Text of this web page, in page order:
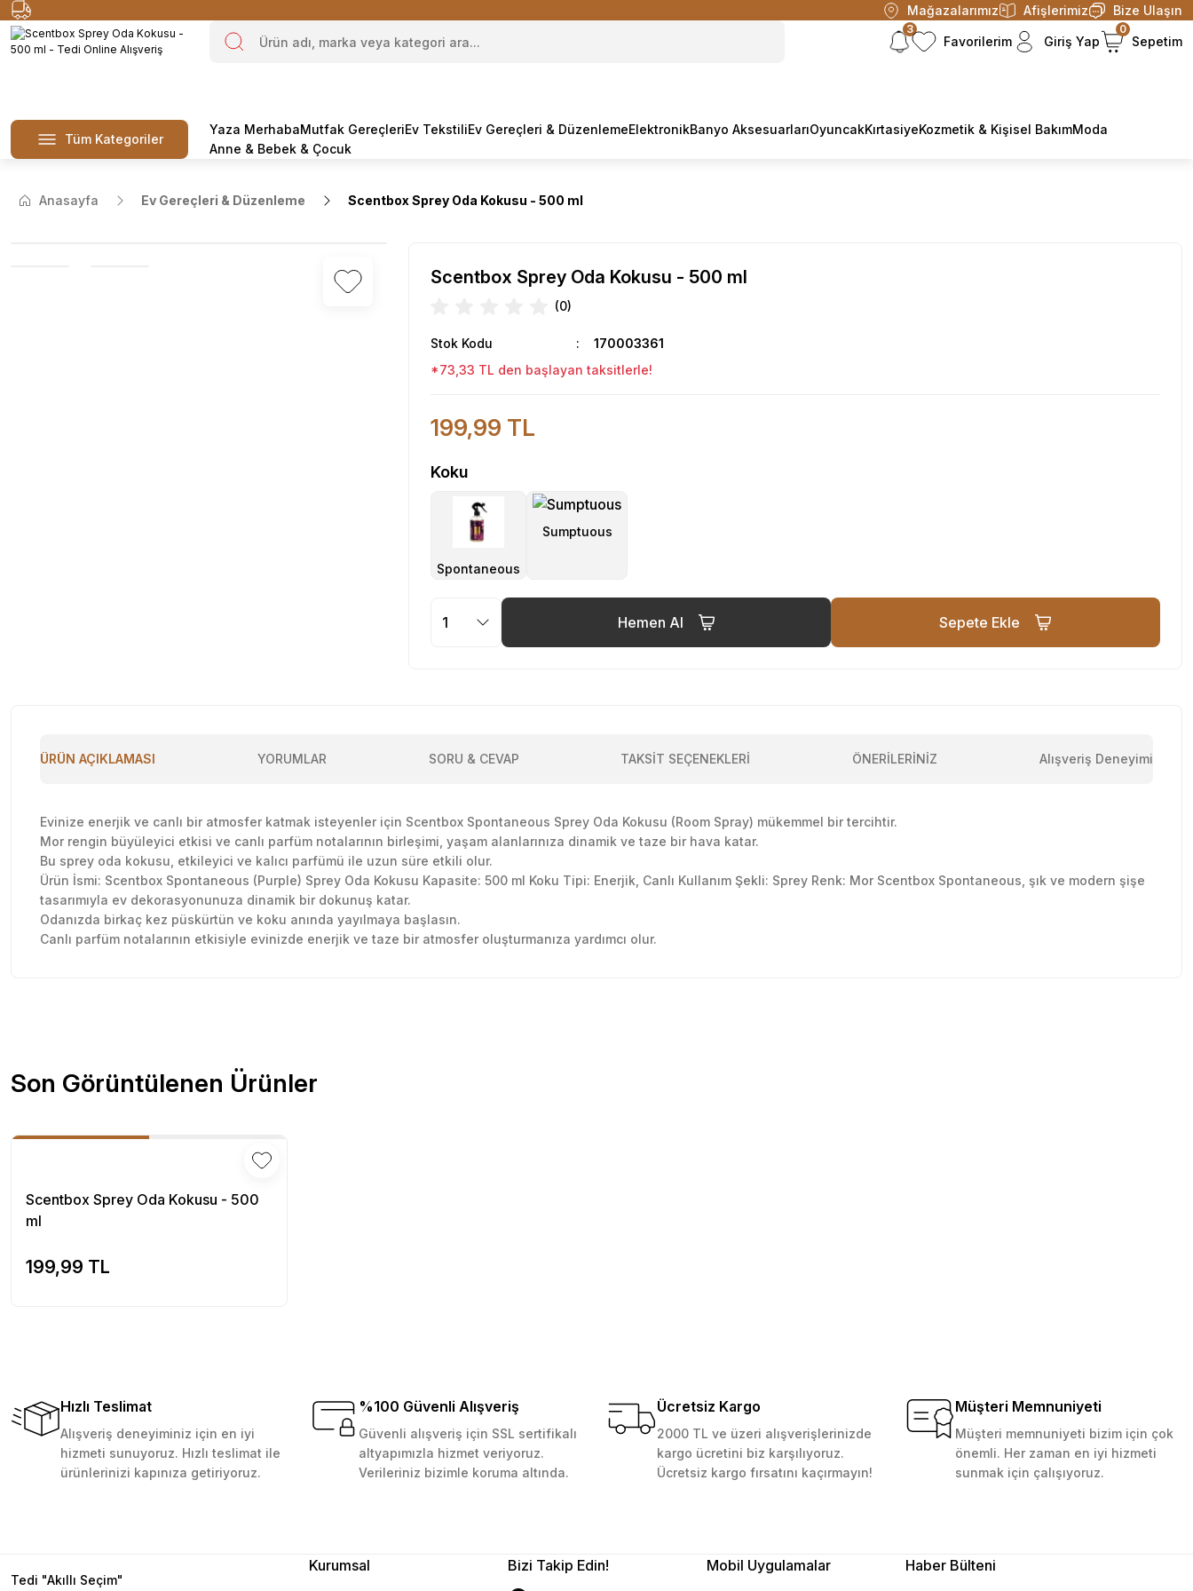
Mağazalarımız Afişlerimiz Bize Ulaşın
3
Favorilerim Giriş Yap Sepetim
0
Tüm Kategoriler
Yaza MerhabaMutfak GereçleriEv TekstiliEv Gereçleri & DüzenlemeElektronikBanyo AksesuarlarıOyuncakKırtasiyeKozmetik & Kişisel BakımModa
Anne & Bebek & Çocuk
Anasayfa Ev Gereçleri & Düzenleme Scentbox Sprey Oda Kokusu - 500 ml
Scentbox Sprey Oda Kokusu - 500 ml
(0)
Stok Kodu
170003361
*73,33 TL den başlayan taksitlerle!
199,99 TL
Koku
Hemen Al Sepete Ekle
ÜRÜN AÇIKLAMASI YORUMLAR SORU & CEVAP TAKSİT SEÇENEKLERİ ÖNERİLERİNİZ Alışveriş Deneyimi
Evinize enerjik ve canlı bir atmosfer katmak isteyenler için Scentbox Spontaneous Sprey Oda Kokusu (Room Spray) mükemmel bir tercihtir.
Mor rengin büyüleyici etkisi ve canlı parfüm notalarının birleşimi, yaşam alanlarınıza dinamik ve taze bir hava katar.
Bu sprey oda kokusu, etkileyici ve kalıcı parfümü ile uzun süre etkili olur.
Ürün İsmi: Scentbox Spontaneous (Purple) Sprey Oda Kokusu Kapasite: 500 ml Koku Tipi: Enerjik, Canlı Kullanım Şekli: Sprey Renk: Mor Scentbox Spontaneous, şık ve modern şişe
tasarımıyla ev dekorasyonunuza dinamik bir dokunuş katar.
Odanızda birkaç kez püskürtün ve koku anında yayılmaya başlasın.
Canlı parfüm notalarının etkisiyle evinizde enerjik ve taze bir atmosfer oluşturmanıza yardımcı olur.
Ürün açıklamasında eksik bilgiler bulunuyor.
Ürün fiyatı diğer sitelerden daha pahalı.
Bu ürüne benzer farklı alternatifler olmalı.
2 gün içinde teslim edildi. Teşekkürler Tedi.
Çok memnun kaldım . Ürünler sağlam ve hızlı elime ulaştı. Güvenilir mağaza yine alış
veriş yapmayı düşünüyorum. Müşteri ile ilgilenilmesi mükemmeldi. Teşekkürler
D... N... | 08/08/2024
Çok güzel bir site
Deneyimini Paylaş
Son Görüntülenen Ürünler
Scentbox Sprey Oda Kokusu - 500
ml
199,99 TL
Hızlı Teslimat
Alışveriş deneyiminiz için en iyi
hizmeti sunuyoruz. Hızlı teslimat ile
ürünlerinizi kapınıza getiriyoruz.
%100 Güvenli Alışveriş
Güvenli alışveriş için SSL sertifikalı
altyapımızla hizmet veriyoruz.
Verileriniz bizimle koruma altında.
Ücretsiz Kargo
2000 TL ve üzeri alışverişlerinizde
kargo ücretini biz karşılıyoruz.
Ücretsiz kargo fırsatını kaçırmayın!
Müşteri Memnuniyeti
Müşteri memnuniyeti bizim için çok
önemli. Her zaman en iyi hizmeti
sunmak için çalışıyoruz.
Tedi "Akıllı Seçim"
Kurumsal Bizi Takip Edin! Mobil Uygulamalar Haber Bülteni